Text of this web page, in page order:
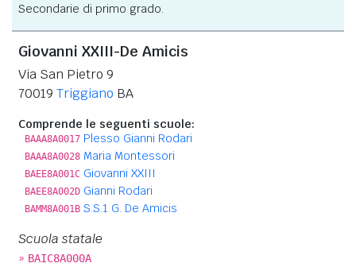
Secondarie di primo grado.
Giovanni XXIII-De Amicis
Via San Pietro 9
70019 Triggiano BA
Comprende le seguenti scuole:
BAAA8A0017 Plesso Gianni Rodari
BAAA8A0028 Maria Montessori
BAEE8A001C Giovanni XXIII
BAEE8A002D Gianni Rodari
BAMM8A001B S.S.1 G. De Amicis
Scuola statale
» BAIC8A000A